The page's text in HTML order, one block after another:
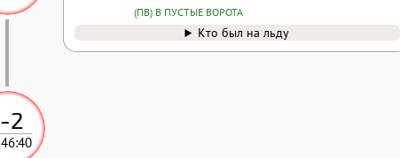
-2
46:40
(ПВ) В ПУСТЫЕ ВОРОТА
Кто был на льду